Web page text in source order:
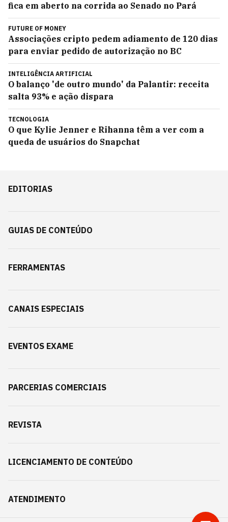
fica em aberto na corrida ao Senado no Pará
FUTURE OF MONEY
Associações cripto pedem adiamento de 120 dias
para enviar pedido de autorização no BC
INTELIGÊNCIA ARTIFICIAL
O balanço 'de outro mundo' da Palantir: receita
salta 93% e ação dispara
TECNOLOGIA
O que Kylie Jenner e Rihanna têm a ver com a
queda de usuários do Snapchat
EDITORIAS
GUIAS DE CONTEÚDO
FERRAMENTAS
CANAIS ESPECIAIS
EVENTOS EXAME
PARCERIAS COMERCIAIS
REVISTA
LICENCIAMENTO DE CONTEÚDO
ATENDIMENTO